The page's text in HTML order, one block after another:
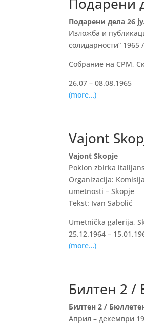
Подарени дела 26
Изложба и
солидарности“
Собрание на СРМ,
26.07 – 08.08.1965
(more…)
Vajont
Vajont Skopje
Poklon zbirka
Organizacija:
umetnosti – Skopje
Tekst: Ivan Sabolić
Umetnička galerija,
25.12.1964 –
(more…)
Билтен 2 /
Билтен 2 /
Април – декември